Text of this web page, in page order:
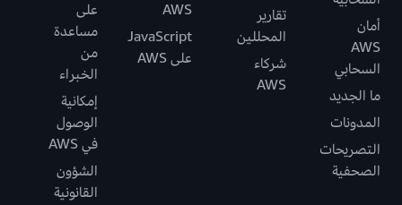
أمان
AWS
السحابي
ما الجديد
المدونات
التصريحات
الصحفية
تقارير
المحللين
شركاء
AWS
AWS
JavaScript
على AWS
على
مساعدة
من
الخبراء
إمكانية
الوصول
في AWS
الشؤون
القانونية